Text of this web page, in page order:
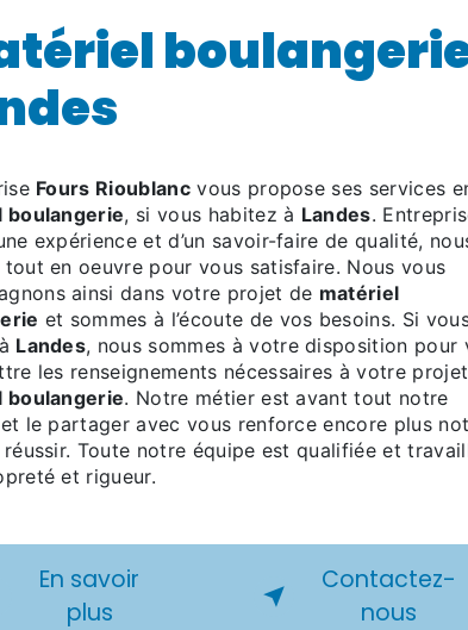
Fours Rioublancvous propose ses services
boulangerie, si vous habitez à Landes.
expérience et d’un savoir-faire de qualité,
en oeuvre pour vous satisfaire. Nous vous
ainsi dans votre projet de matériel
et sommes à l’écoute de vos besoins. Si
Landes, nous sommes à votre disposition pour
les renseignements nécessaires à votre
boulangerie. Notre métier est avant tout notre
le partager avec vous renforce encore plus
Toute notre équipe est qualifiée et
et rigueur.
En savoir
plus
Contactez-
nous